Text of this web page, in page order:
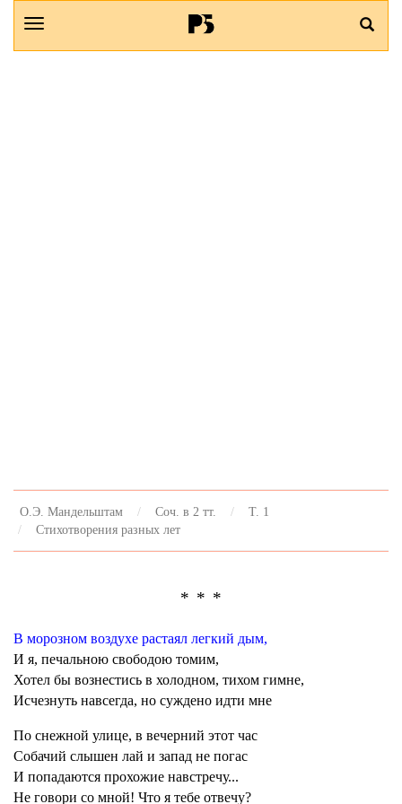
О.Э. Мандельштам Соч. в 2 тт.
Т. 1
Стихотворения разных лет
* * *
В морозном воздухе растаял легкий дым,
И я, печальною свободою томим,
Хотел бы вознестись в холодном, тихом гимне,
Исчезнуть навсегда, но суждено идти мне
По снежной улице, в вечерний этот час
Собачий слышен лай и запад не погас
И попадаются прохожие навстречу...
Не говори со мной! Что я тебе отвечу?